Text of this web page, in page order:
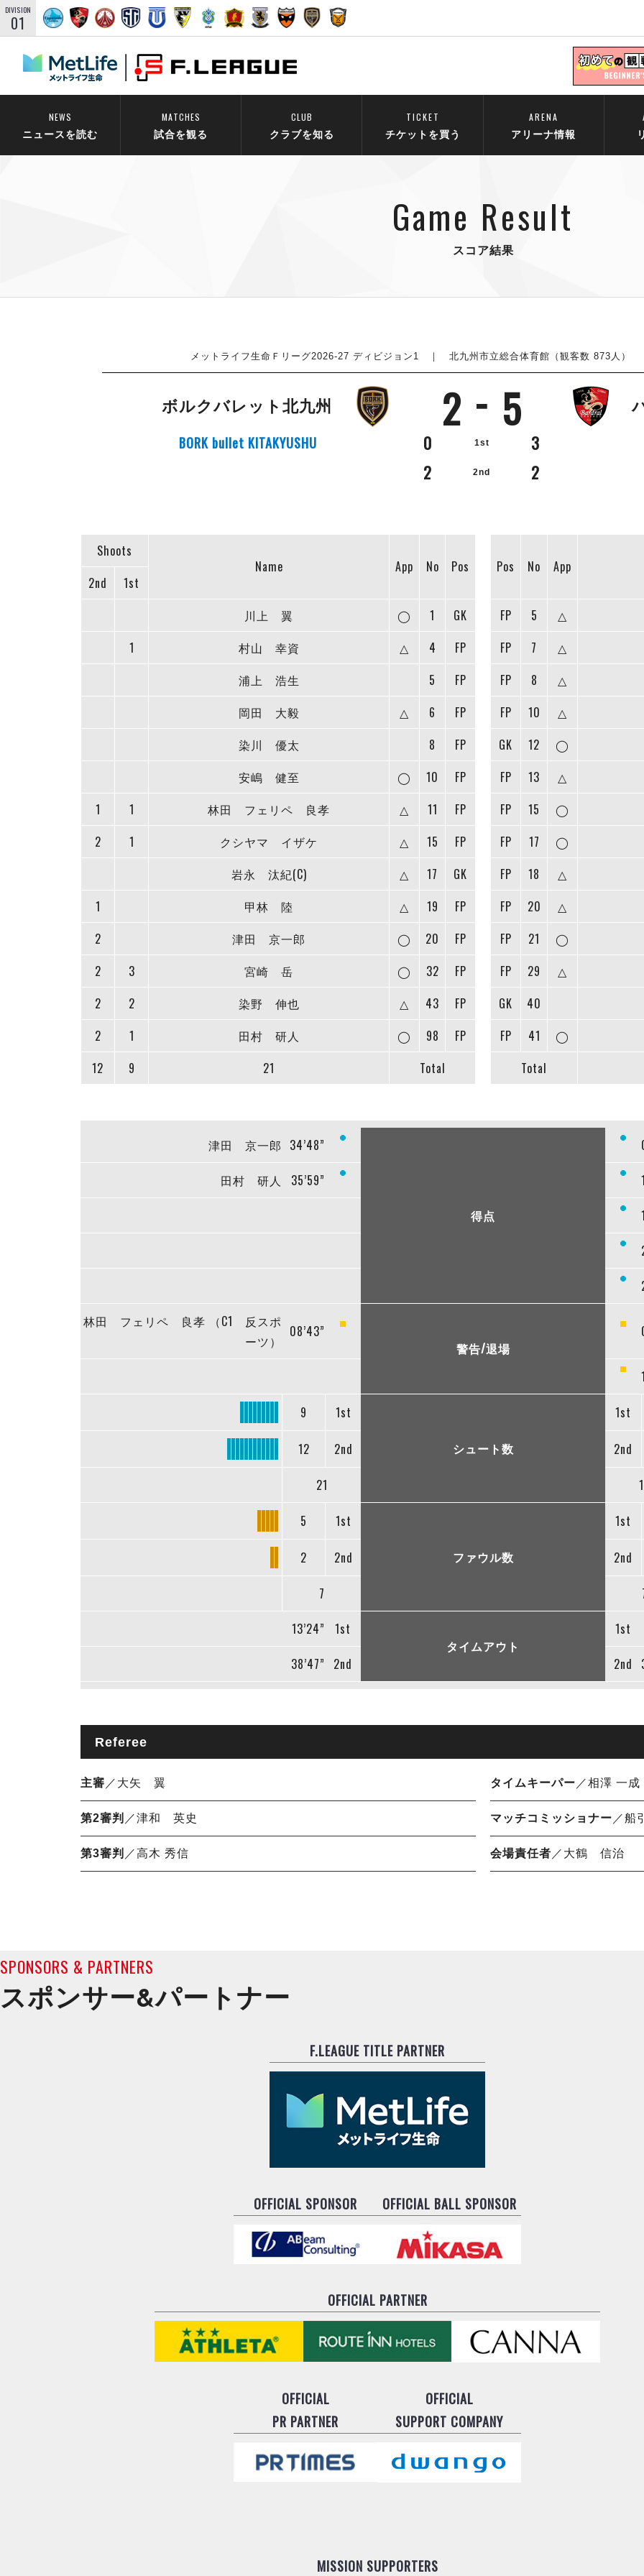
DIVISION
01
NEWS
ニュースを読む
MATCHES
試合を観る
CLUB
クラブを知る
TICKET
チケットを買う
ARENA
アリーナ情報
Game Result
スコア結果
メットライフ生命Ｆリーグ2026-27 ディビジョン1 ｜ 北九州市立総合体育館（観客数 873人
ボルクバレット北九州 2 5
BORK bullet KITAKYUSHU 0 1st 3
2 2nd 2
Shoots
Name
App No
Pos
2nd
1st
川上 翼
◯ 1
GK
1
村山 幸資 △ 4
FP
浦上 浩生
5
FP
岡田 大毅
△ 6
FP
染川 優太
8
FP
安嶋 健至
◯ 10
FP
1
1 林田 フェリペ 良孝 △ 11
FP
2
1 クシヤマ イザケ △ 15
FP
岩永 汰紀(C)
△ 17
GK
1
甲林 陸 △ 19
FP
2
津田 京一郎 ◯ 20
FP
2
3 宮崎 岳 ◯ 32
FP
2
2 染野 伸也 △ 43
FP
2
1 田村 研人 ◯ 98
FP
12
9 21 Total
Pos No App
FP
5 △
FP
7 △
FP
8 △
FP
10 △
GK
12 ◯
FP
13 △
FP
15 ◯
FP
17 ◯
FP
18 △
FP
20 △
FP
21 ◯
FP
29 △
GK
40
FP
41 ◯
Total
津田 京一郎 34’48”
得点
田村 研人 35’59”
林田 フェリペ 良孝 （C1 反スポ
ーツ）
08’43”
警告/退場
9 1st
シュート数
1st
12 2nd 2nd
21
5 1st
ファウル数
1st
2 2nd 2nd
7
13’24”
1st
タイムアウト
1st
38’47” 2nd 2nd
Referee
主審 ／大矢 翼
第2審判 ／津和 英史
第3審判 ／高木 秀信
タイムキーパー ／相澤 一成
マッチコミッショナー ／船
会場責任者 ／大鶴 信治
SPONSORS & PARTNERS
スポンサー&パートナー
F.LEAGUE TITLE PARTNER
OFFICIAL SPONSOR OFFICIAL BALL SPONSOR
OFFICIAL PARTNER
OFFICIAL
PR PARTNER
OFFICIAL
SUPPORT COMPANY
MISSION SUPPORTERS